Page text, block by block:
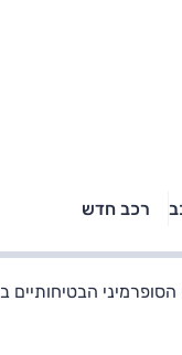
רכב חדש
טויוטה ראב 4, קיה
לונג ויונדאי
הכביש